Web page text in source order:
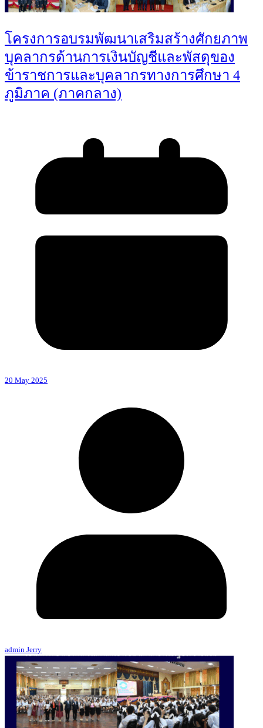
โครงการอบรมพัฒนาเสริมสร้างศักยภาพ
บุคลากรด้านการเงินบัญชีและพัสดุของ
ข้าราชการและบุคลากรทางการศึกษา 4
ภูมิภาค (ภาคกลาง)
20 May 2025
admin Jerry